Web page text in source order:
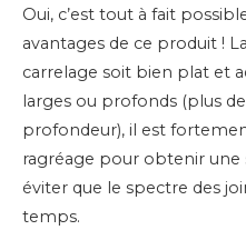
Oui, c’est tout à fait
avantages de ce produit !
carrelage soit bien plat et
larges ou profonds (plus
profondeur), il est
ragréage pour obtenir
éviter que le spectre des
temps.